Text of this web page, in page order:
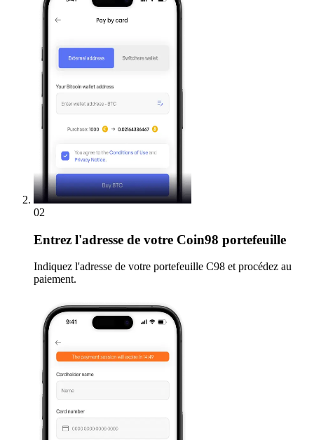
02
Entrez l'adresse de votre Coin98 portefeuille
Indiquez l'adresse de votre portefeuille C98 et procédez au
paiement.